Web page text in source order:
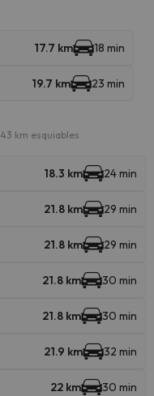
17.7 km 18 min
19.7 km 23 min
43 km esquiables
18.3 km 24 min
21.8 km 29 min
21.8 km 29 min
21.8 km 30 min
21.8 km 30 min
21.9 km 32 min
22 km 30 min